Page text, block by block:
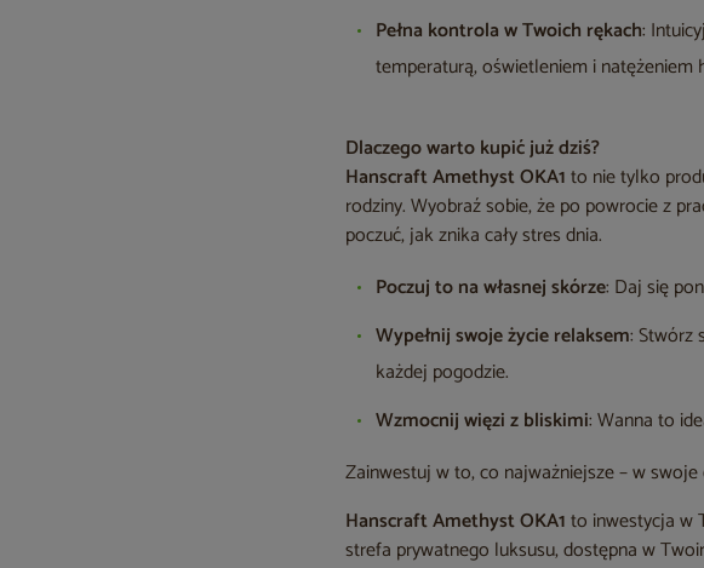
Pełna kontrola w Twoich rękach:
temperaturą, oświetleniem i natężeniem
Dlaczego warto kupić już dziś?
Hanscraft Amethyst OKA1to nie tylko
rodziny. Wyobraź sobie, że po powrocie z
poczuć, jak znika cały stres dnia.
Poczuj to na własnej skórze: Daj się
Wypełnij swoje życie relaksem: Stwórz
każdej pogodzie.
Wzmocnij więzi z bliskimi: Wanna to
Zainwestuj w to, co najważniejsze – w
Hanscraft Amethyst OKA1to inwestycja w
strefa prywatnego luksusu, dostępna w